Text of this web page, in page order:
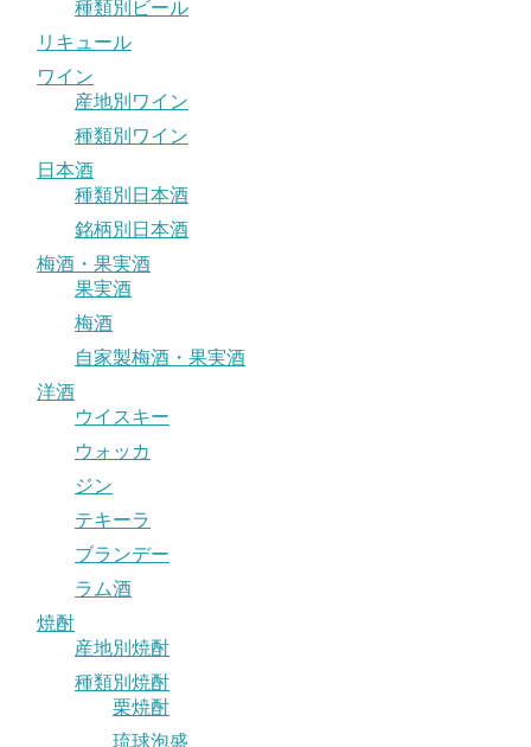
種類別ビール
リキュール
ワイン
産地別ワイン
種類別ワイン
日本酒
種類別日本酒
銘柄別日本酒
梅酒・果実酒
果実酒
梅酒
自家製梅酒・果実酒
洋酒
ウイスキー
ウォッカ
ジン
テキーラ
ブランデー
ラム酒
焼酎
産地別焼酎
種類別焼酎
栗焼酎
琉球泡盛